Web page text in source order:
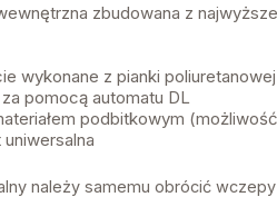
zbudowana z
wykonane z pianki
pomocą automatu DL
podbitkowym
należy samemu obrócić